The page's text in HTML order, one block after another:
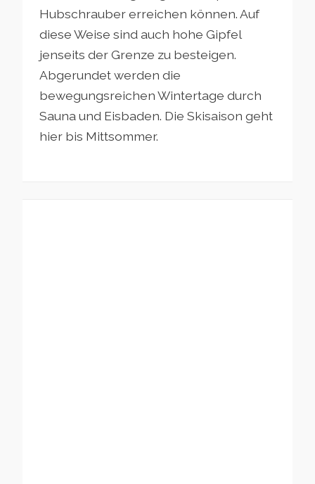
Hubschrauber erreichen können. Auf
diese Weise sind auch hohe Gipfel
jenseits der Grenze zu besteigen.
Abgerundet werden die
bewegungsreichen Wintertage durch
Sauna und Eisbaden. Die Skisaison geht
hier bis Mittsommer.